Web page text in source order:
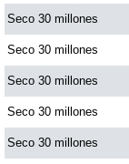
Pick 4 Día
Pick 4
Pijao de
Seco 30 millones
Seco 30 millones
Seco 30 millones
Seco 30 millones
Seco 30 millones